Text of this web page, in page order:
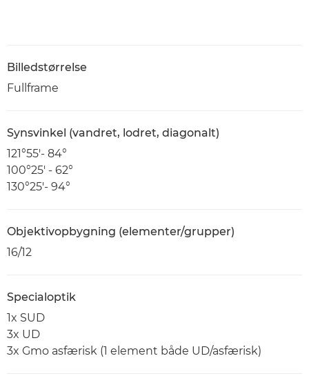
Billedstørrelse
Fullframe
Synsvinkel (vandret, lodret, diagonalt)
121°55′- 84°
100°25′ - 62°
130°25′- 94°
Objektivopbygning (elementer/grupper)
16/12
Specialoptik
1x SUD
3x UD
3x Gmo asfærisk (1 element både UD/asfærisk)